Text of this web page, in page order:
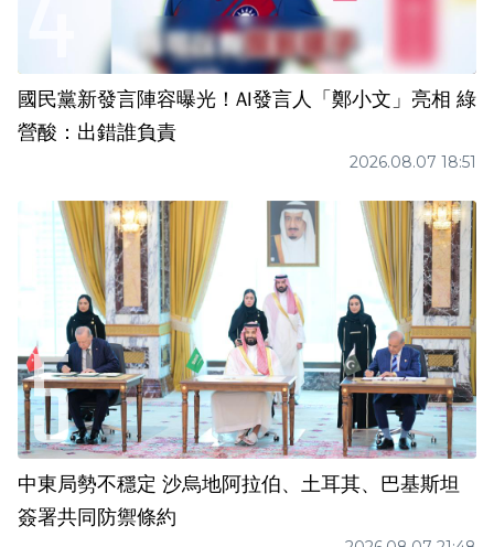
國民黨新發言陣容曝光！AI發言人「鄭小文」亮相 綠
營酸：出錯誰負責
2026.08.07 18:51
中東局勢不穩定 沙烏地阿拉伯、土耳其、巴基斯坦
簽署共同防禦條約